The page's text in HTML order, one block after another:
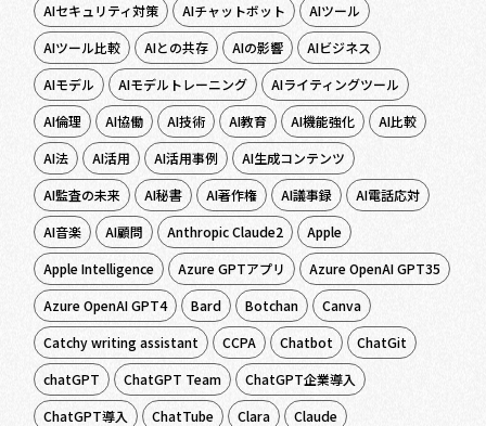
AIセキュリティ対策
AIチャットボット
AIツール
AIツール比較
AIとの共存 AIの影響
AIビジネス
AIモデル
AIモデルトレーニング
AIライティングツール
AI倫理
AI協働 AI技術 AI教育 AI機能強化
AI比較
AI法
AI活用 AI活用事例
AI生成コンテンツ
AI監査の未来
AI秘書 AI著作権 AI議事録
AI電話応対
AI音楽
AI顧問 Anthropic Claude2
Apple
Apple Intelligence
Azure GPTアプリ
Azure OpenAI GPT35
Azure OpenAI GPT4
Bard Botchan
Canva
Catchy writing assistant
CCPA Chatbot
ChatGit
chatGPT
ChatGPT Team
ChatGPT企業導入
ChatGPT導入
ChatTube Clara
Claude